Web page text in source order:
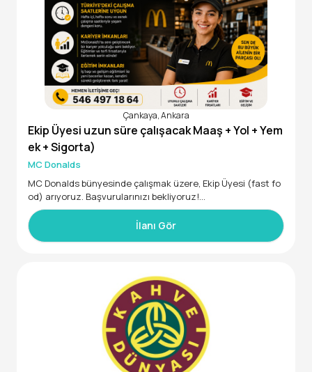
Çankaya, Ankara
Ekip Üyesi uzun süre çalışacak Maaş + Yol + Yem
ek + Sigorta)
MC Donalds
MC Donalds bünyesinde çalışmak üzere, Ekip Üyesi (fast fo
od) arıyoruz. Başvurularınızı bekliyoruz!
İlanı Gör